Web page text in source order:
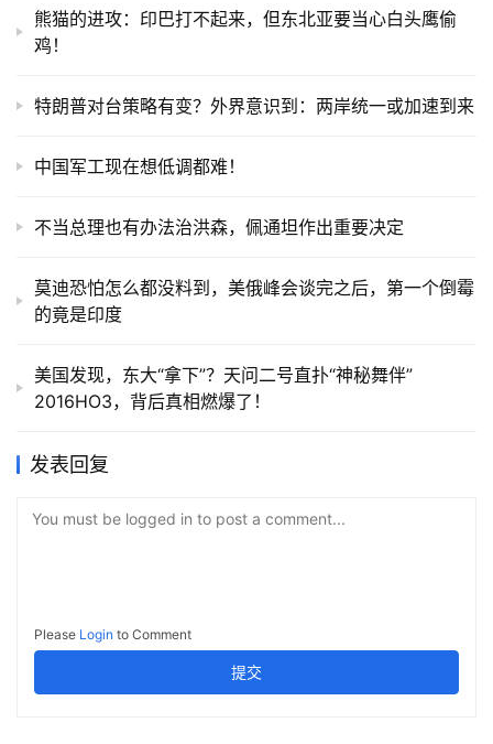
熊猫的进攻：印巴打不起来，但东北亚要当心白头鹰偷
鸡！
特朗普对台策略有变？外界意识到：两岸统一或加速到来
中国军工现在想低调都难！
不当总理也有办法治洪森，佩通坦作出重要决定
莫迪恐怕怎么都没料到，美俄峰会谈完之后，第一个倒霉
的竟是印度
美国发现，东大“拿下”？天问二号直扑“神秘舞伴”
2016HO3，背后真相燃爆了！
发表回复
You must be logged in to post a comment...
Please Login to Comment
提交